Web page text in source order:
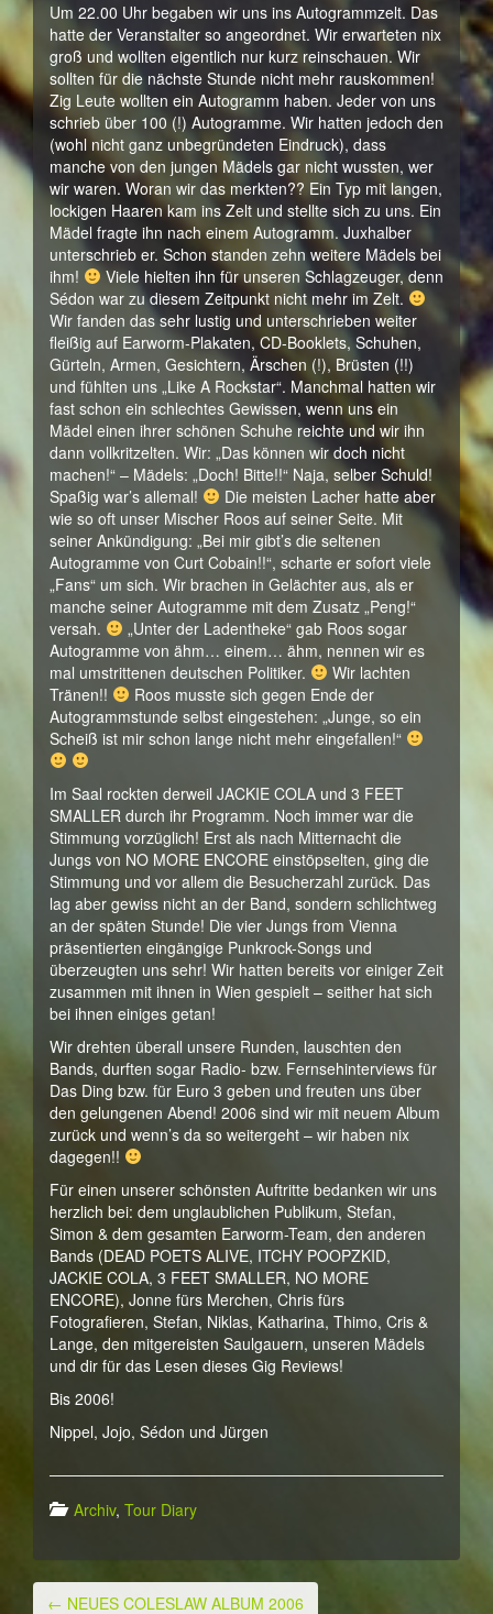
Um 22.00 Uhr begaben wir uns ins Autogrammzelt. Das
hatte der Veranstalter so angeordnet. Wir erwarteten nix
groß und wollten eigentlich nur kurz reinschauen. Wir
sollten für die nächste Stunde nicht mehr rauskommen!
Zig Leute wollten ein Autogramm haben. Jeder von uns
schrieb über 100 (!) Autogramme. Wir hatten jedoch den
(wohl nicht ganz unbegründeten Eindruck), dass
manche von den jungen Mädels gar nicht wussten, wer
wir waren. Woran wir das merkten?? Ein Typ mit langen,
lockigen Haaren kam ins Zelt und stellte sich zu uns. Ein
Mädel fragte ihn nach einem Autogramm. Juxhalber
unterschrieb er. Schon standen zehn weitere Mädels bei
ihm!
Viele hielten ihn für unseren Schlagzeuger, denn
Sédon war zu diesem Zeitpunkt nicht mehr im Zelt.
Wir fanden das sehr lustig und unterschrieben weiter
fleißig auf Earworm-Plakaten, CD-Booklets, Schuhen,
Gürteln, Armen, Gesichtern, Ärschen (!), Brüsten (!!)
und fühlten uns „Like A Rockstar“. Manchmal hatten wir
fast schon ein schlechtes Gewissen, wenn uns ein
Mädel einen ihrer schönen Schuhe reichte und wir ihn
dann vollkritzelten. Wir: „Das können wir doch nicht
machen!“ – Mädels: „Doch! Bitte!!“ Naja, selber Schuld!
Spaßig war’s allemal!
Die meisten Lacher hatte aber
wie so oft unser Mischer Roos auf seiner Seite. Mit
seiner Ankündigung: „Bei mir gibt’s die seltenen
Autogramme von Curt Cobain!!“, scharte er sofort viele
„Fans“ um sich. Wir brachen in Gelächter aus, als er
manche seiner Autogramme mit dem Zusatz „Peng!“
versah.
„Unter der Ladentheke“ gab Roos sogar
Autogramme von ähm… einem… ähm, nennen wir es
mal umstrittenen deutschen Politiker.
Wir lachten
Tränen!!
Roos musste sich gegen Ende der
Autogrammstunde selbst eingestehen: „Junge, so ein
Scheiß ist mir schon lange nicht mehr eingefallen!“
Im Saal rockten derweil JACKIE COLA und 3 FEET
SMALLER durch ihr Programm. Noch immer war die
Stimmung vorzüglich! Erst als nach Mitternacht die
Jungs von NO MORE ENCORE einstöpselten, ging die
Stimmung und vor allem die Besucherzahl zurück. Das
lag aber gewiss nicht an der Band, sondern schlichtweg
an der späten Stunde! Die vier Jungs from Vienna
präsentierten eingängige Punkrock-Songs und
überzeugten uns sehr! Wir hatten bereits vor einiger Zeit
zusammen mit ihnen in Wien gespielt – seither hat sich
bei ihnen einiges getan!
Wir drehten überall unsere Runden, lauschten den
Bands, durften sogar Radio- bzw. Fernsehinterviews für
Das Ding bzw. für Euro 3 geben und freuten uns über
den gelungenen Abend! 2006 sind wir mit neuem Album
zurück und wenn’s da so weitergeht – wir haben nix
dagegen!!
Für einen unserer schönsten Auftritte bedanken wir uns
herzlich bei: dem unglaublichen Publikum, Stefan,
Simon & dem gesamten Earworm-Team, den anderen
Bands (DEAD POETS ALIVE, ITCHY POOPZKID,
JACKIE COLA, 3 FEET SMALLER, NO MORE
ENCORE), Jonne fürs Merchen, Chris fürs
Fotografieren, Stefan, Niklas, Katharina, Thimo, Cris &
Lange, den mitgereisten Saulgauern, unseren Mädels
und dir für das Lesen dieses Gig Reviews!
Bis 2006!
Nippel, Jojo, Sédon und Jürgen
Archiv, Tour Diary
← NEUES COLESLAW ALBUM 2006